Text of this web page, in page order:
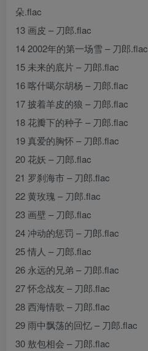
朵.flac
13 画皮 – 刀郎.flac
14 2002年的第一场雪 – 刀郎.flac
15 未来的底片 – 刀郎.flac
16 喀什噶尔胡杨 – 刀郎.flac
17 披着羊皮的狼 – 刀郎.flac
18 花瓣下的种子 – 刀郎.flac
19 真爱的胸怀 – 刀郎.flac
20 花妖 – 刀郎.flac
21 罗刹海市 – 刀郎.flac
22 黄玫瑰 – 刀郎.flac
23 画壁 – 刀郎.flac
24 冲动的惩罚 – 刀郎.flac
25 情人 – 刀郎.flac
26 永远的兄弟 – 刀郎.flac
27 怀念战友 – 刀郎.flac
28 西海情歌 – 刀郎.flac
29 雨中飘荡的回忆 – 刀郎.flac
30 敖包相会 – 刀郎.flac